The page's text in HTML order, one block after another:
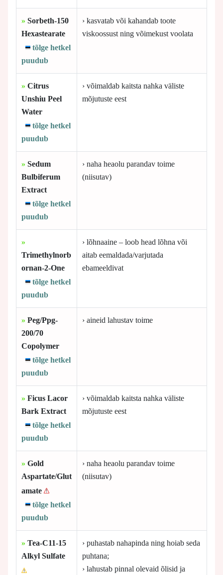
» Sorbeth-150
Hexastearate
tõlge hetkel
puudub
› kasvatab või kahandab toote
viskoossust ning võimekust voolata
» Citrus
Unshiu Peel
Water
tõlge hetkel
puudub
› võimaldab kaitsta nahka väliste
mõjutuste eest
» Sedum
Bulbiferum
Extract
tõlge hetkel
puudub
› naha heaolu parandav toime
(niisutav)
»
Trimethylnorb
ornan-2-One
tõlge hetkel
puudub
› lõhnaaine – loob head lõhna või
aitab eemaldada/varjutada
ebameeldivat
» Peg/Ppg-
200/70
Copolymer
tõlge hetkel
puudub
› aineid lahustav toime
» Ficus Lacor
Bark Extract
tõlge hetkel
puudub
› võimaldab kaitsta nahka väliste
mõjutuste eest
» Gold
Aspartate/Glut
amate
tõlge hetkel
puudub
› naha heaolu parandav toime
(niisutav)
» Tea-C11-15
Alkyl Sulfate
› puhastab nahapinda ning hoiab seda
puhtana;
› lahustab pinnal olevaid õlisid ja